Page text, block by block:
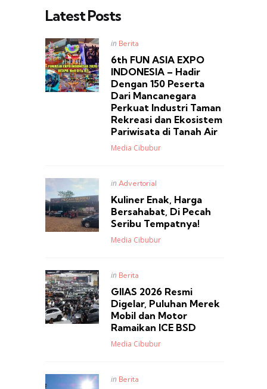
Latest Posts
Posted
in
in Berita
6th FUN ASIA EXPO
INDONESIA – Hadir
Dengan 150 Peserta
Dari Mancanegara
Perkuat Industri Taman
Rekreasi dan Ekosistem
Pariwisata di Tanah Air
Posted
Media Cibubur
Posted
in Advertorial
Kuliner Enak, Harga
Bersahabat, Di Pecah
Seribu Tempatnya!
Posted
Media Cibubur
Posted
in Berita
GIIAS 2026 Resmi
Digelar, Puluhan Merek
Mobil dan Motor
Ramaikan ICE BSD
Posted
Media Cibubur
Posted
in Berita